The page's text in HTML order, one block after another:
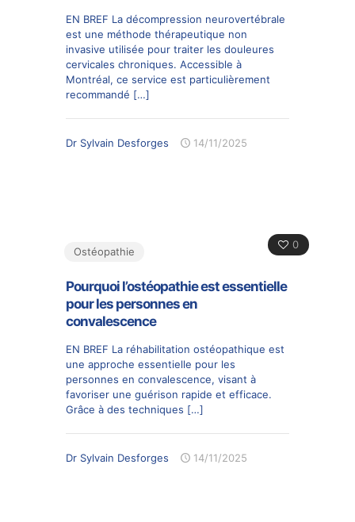
EN BREF La décompression neurovertébrale
est une méthode thérapeutique non
invasive utilisée pour traiter les douleures
cervicales chroniques. Accessible à
Montréal, ce service est particulièrement
recommandé […]
Dr Sylvain Desforges 14/11/2025
0
Ostéopathie
Pourquoi l’ostéopathie est essentielle
pour les personnes en
convalescence
EN BREF La réhabilitation ostéopathique est
une approche essentielle pour les
personnes en convalescence, visant à
favoriser une guérison rapide et efficace.
Grâce à des techniques […]
Dr Sylvain Desforges 14/11/2025